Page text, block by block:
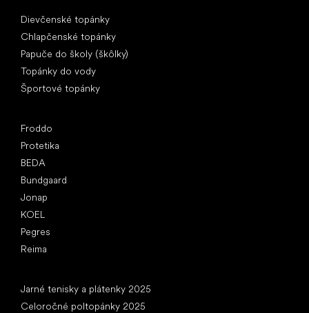
Dievčenské topánky
Chlapčenské topánky
Papuče do školy (škôlky)
Topánky do vody
Športové topánky
Froddo
Protetika
BEDA
Bundgaard
Jonap
KOEL
Pegres
Reima
Jarné tenisky a plátenky 2025
Celoročné poltopánky 2025